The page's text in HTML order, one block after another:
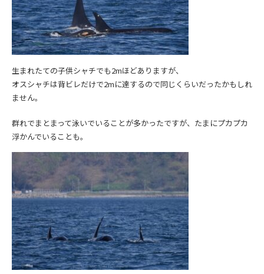
生まれたての子供シャチでも2mほどありますが、
オスシャチは背ビレだけで2mに達するので同じくらいだったかもしれ
ません。
群れでまとまって泳いでいることが多かったですが、たまにプカプカ
浮かんでいることも。